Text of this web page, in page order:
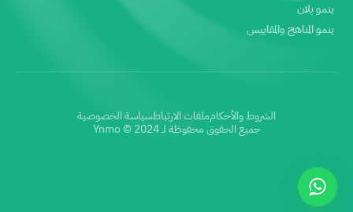
ينمو بلان
ينمو المناهج والمقاييس
جميع الحقوق محفوظة لـ Ynmo © 2024
الشروط والأحكامملفات الارتباطسياسة الخصوصية